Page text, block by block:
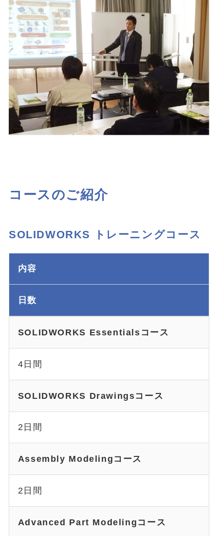
コースのご紹介
SOLIDWORKS トレーニングコース
内容
日数
SOLIDWORKS Essentialsコース
4日間
SOLIDWORKS Drawingsコース
2日間
Assembly Modelingコース
2日間
Advanced Part Modelingコース